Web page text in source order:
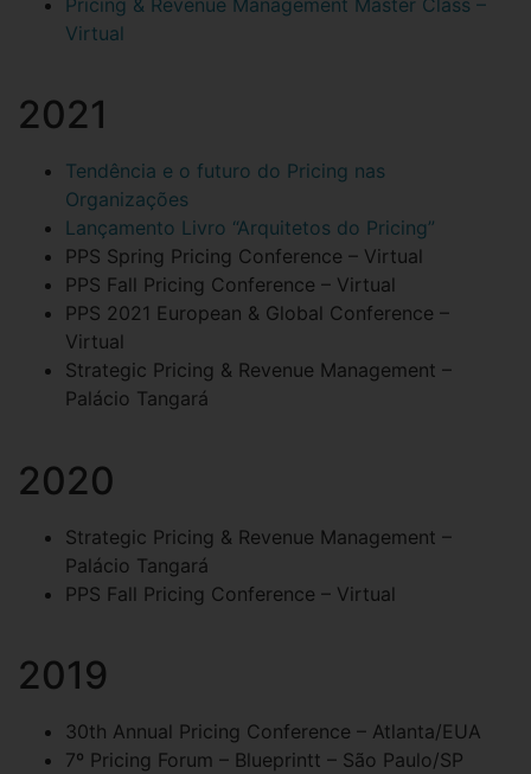
Pricing & Revenue Management Master Class –
Virtual
2021
Tendência e o futuro do Pricing nas
Organizações
Lançamento Livro “Arquitetos do Pricing”
PPS Spring Pricing Conference – Virtual
PPS Fall Pricing Conference – Virtual
PPS 2021 European & Global Conference –
Virtual
Strategic Pricing & Revenue Management –
Palácio Tangará
2020
Strategic Pricing & Revenue Management –
Palácio Tangará
PPS Fall Pricing Conference – Virtual
2019
30th Annual Pricing Conference – Atlanta/EUA
7º Pricing Forum – Blueprintt – São Paulo/SP